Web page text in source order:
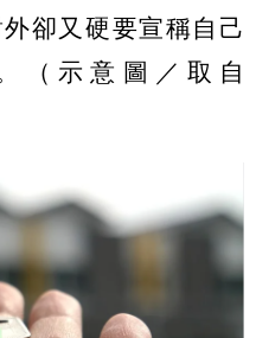
卻又硬要宣稱自己
（示意圖／取自